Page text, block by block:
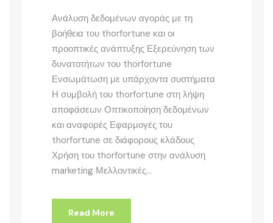
Ανάλυση δεδομένων αγοράς με τη
βοήθεια του thorfortune και οι
προοπτικές ανάπτυξης Εξερεύνηση των
δυνατοτήτων του thorfortune
Ενσωμάτωση με υπάρχοντα συστήματα
Η συμβολή του thorfortune στη λήψη
αποφάσεων Οπτικοποίηση δεδομένων
και αναφορές Εφαρμογές του
thorfortune σε διάφορους κλάδους
Χρήση του thorfortune στην ανάλυση
marketing Μελλοντικές...
Read More